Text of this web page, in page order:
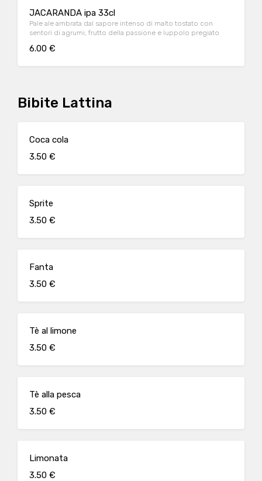
JACARANDA ipa 33cl
Pale ale ambrata dal sapore intenso di malto tostato con
sentori di agrumi, frutto della passione e luppolo pregiato
6.00 €
Bibite Lattina
Coca cola
3.50 €
Sprite
3.50 €
Fanta
3.50 €
Tè al limone
3.50 €
Tè alla pesca
3.50 €
Limonata
3.50 €